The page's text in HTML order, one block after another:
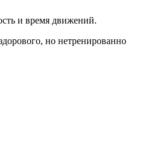
и время движений.
но нетренирован­но